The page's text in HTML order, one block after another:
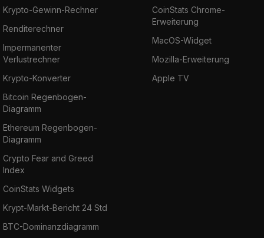
Krypto-Gewinn-Rechner
Renditerechner
Impermanenter
Verlustrechner
Krypto-Konverter
Bitcoin Regenbogen-
Diagramm
Ethereum Regenbogen-
Diagramm
Crypto Fear and Greed
Index
CoinStats Widgets
Krypt-Markt-Bericht 24 Std
BTC-Dominanzdiagramm
CoinStats Chrome-
Erweiterung
MacOS-Widget
Mozilla-Erweiterung
Apple TV